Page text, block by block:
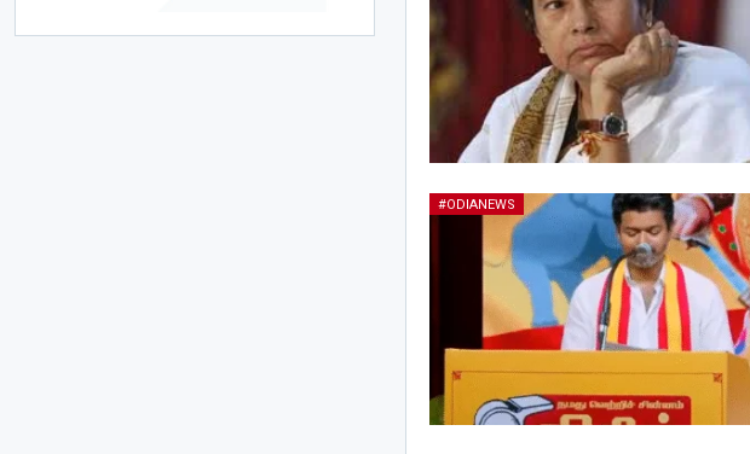
#ODIANEWS